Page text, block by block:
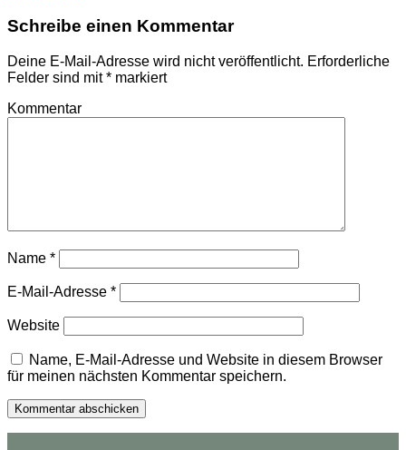
Schreibe einen Kommentar
Deine E-Mail-Adresse wird nicht veröffentlicht. Erforderliche
Felder sind mit* markiert
Kommentar
Name *
E-Mail-Adresse *
Website
Name, E-Mail-Adresse und Website in diesem Browser
für meinen nächsten Kommentar speichern.